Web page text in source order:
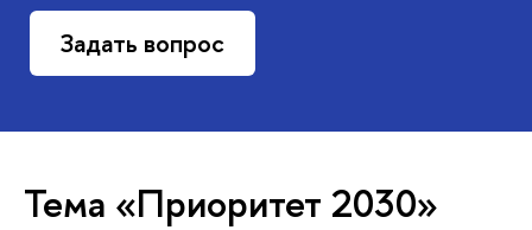
Задать вопрос
Тема «Приоритет 2030»